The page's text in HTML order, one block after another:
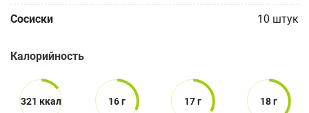
Сосиски 10 штук
Калорийность
321 ккал 16 г 17 г 18 г